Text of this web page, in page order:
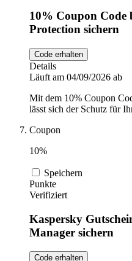
10% Coupon Code
Protection sichern
Code erhalten
Details
Läuft am 04/09/2026 ab
Mit dem 10% Coupon
lässt sich der Schutz für
Coupon
10%
Speichern
Punkte
Verifiziert
Kaspersky
Manager sichern
Code erhalten